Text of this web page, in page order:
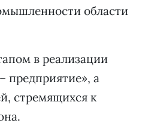
области
в реализации
предприятие», а
стремящихся к